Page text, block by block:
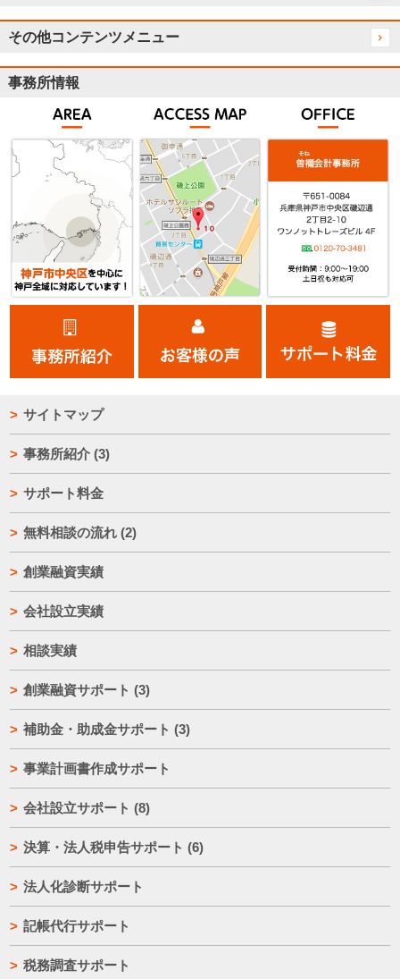
その他コンテンツメニュー
事務所情報
サイトマップ
事務所紹介 (3)
サポート料金
無料相談の流れ (2)
創業融資実績
会社設立実績
相談実績
創業融資サポート (3)
補助金・助成金サポート (3)
事業計画書作成サポート
会社設立サポート (8)
決算・法人税申告サポート (6)
法人化診断サポート
記帳代行サポート
税務調査サポート